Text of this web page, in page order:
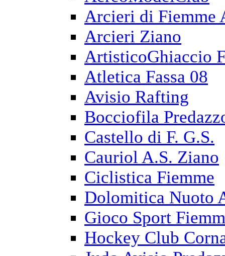
Arcieri di Fiemme
Arcieri Ziano
ArtisticoGhiaccio
Atletica Fassa 08
Avisio Rafting
Bocciofila
Castello di F. G.S.
Cauriol A.S. Ziano
Ciclistica Fiemme
Dolomitica Nuoto
Gioco Sport
Hockey Club